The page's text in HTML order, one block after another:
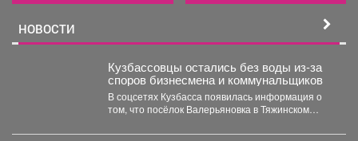
НОВОСТИ
Кузбассовцы остались без воды из-за
споров бизнесмена и коммунальщиков
В соцсетях Кузбасса появилась информация о
том, что посёлок Валерьяновка в Тяжинском